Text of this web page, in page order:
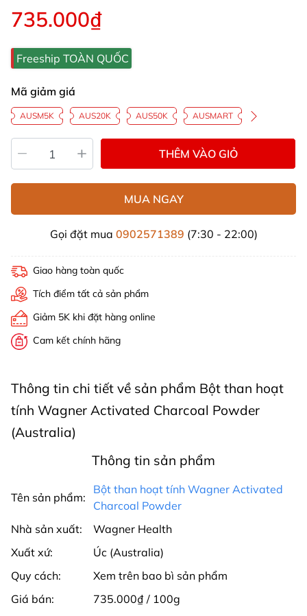
735.000₫
Freeship TOÀN QUỐC
Mã giảm giá
AUSM5K AUS20K AUS50K AUSMART
THÊM VÀO GIỎ
MUA NGAY
Gọi đặt mua 0902571389 (7:30 - 22:00)
Giao hàng toàn quốc
Tích điểm tất cả sản phẩm
Giảm 5K khi đặt hàng online
Cam kết chính hãng
Thông tin chi tiết về sản phẩm Bột than hoạt
tính Wagner Activated Charcoal Powder
(Australia)
Thông tin sản phẩm
Tên sản phẩm:
Bột than hoạt tính Wagner Activated
Charcoal Powder
Nhà sản xuất:
Wagner Health
Xuất xứ:
Úc (Australia)
Quy cách:
Xem trên bao bì sản phẩm
Giá bán:
735.000₫ / 100g